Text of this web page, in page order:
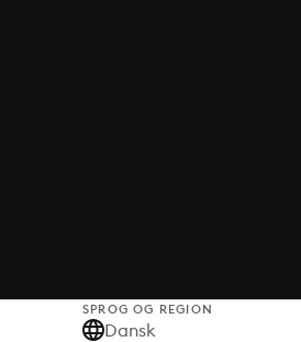
SPROG OG REGION
Dansk